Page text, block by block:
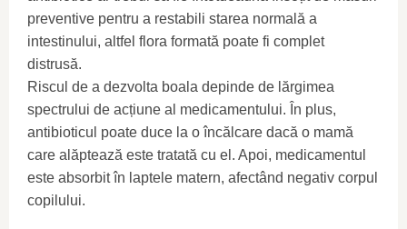
preventive pentru a restabili starea normală a
intestinului, altfel flora formată poate fi complet
distrusă.
Riscul de a dezvolta boala depinde de lărgimea
spectrului de acțiune al medicamentului. În plus,
antibioticul poate duce la o încălcare dacă o mamă
care alăptează este tratată cu el. Apoi, medicamentul
este absorbit în laptele matern, afectând negativ corpul
copilului.